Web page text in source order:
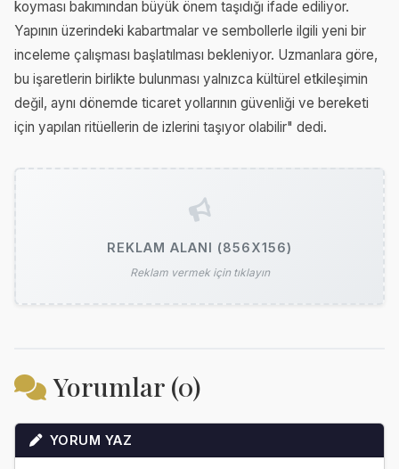
koyması bakımından büyük önem taşıdığı ifade ediliyor.
Yapının üzerindeki kabartmalar ve sembollerle ilgili yeni bir
inceleme çalışması başlatılması bekleniyor. Uzmanlara göre,
bu işaretlerin birlikte bulunması yalnızca kültürel etkileşimin
değil, aynı dönemde ticaret yollarının güvenliği ve bereketi
için yapılan ritüellerin de izlerini taşıyor olabilir" dedi.
REKLAM ALANI (856X156)
Reklam vermek için tıklayın
Yorumlar (0)
YORUM YAZ